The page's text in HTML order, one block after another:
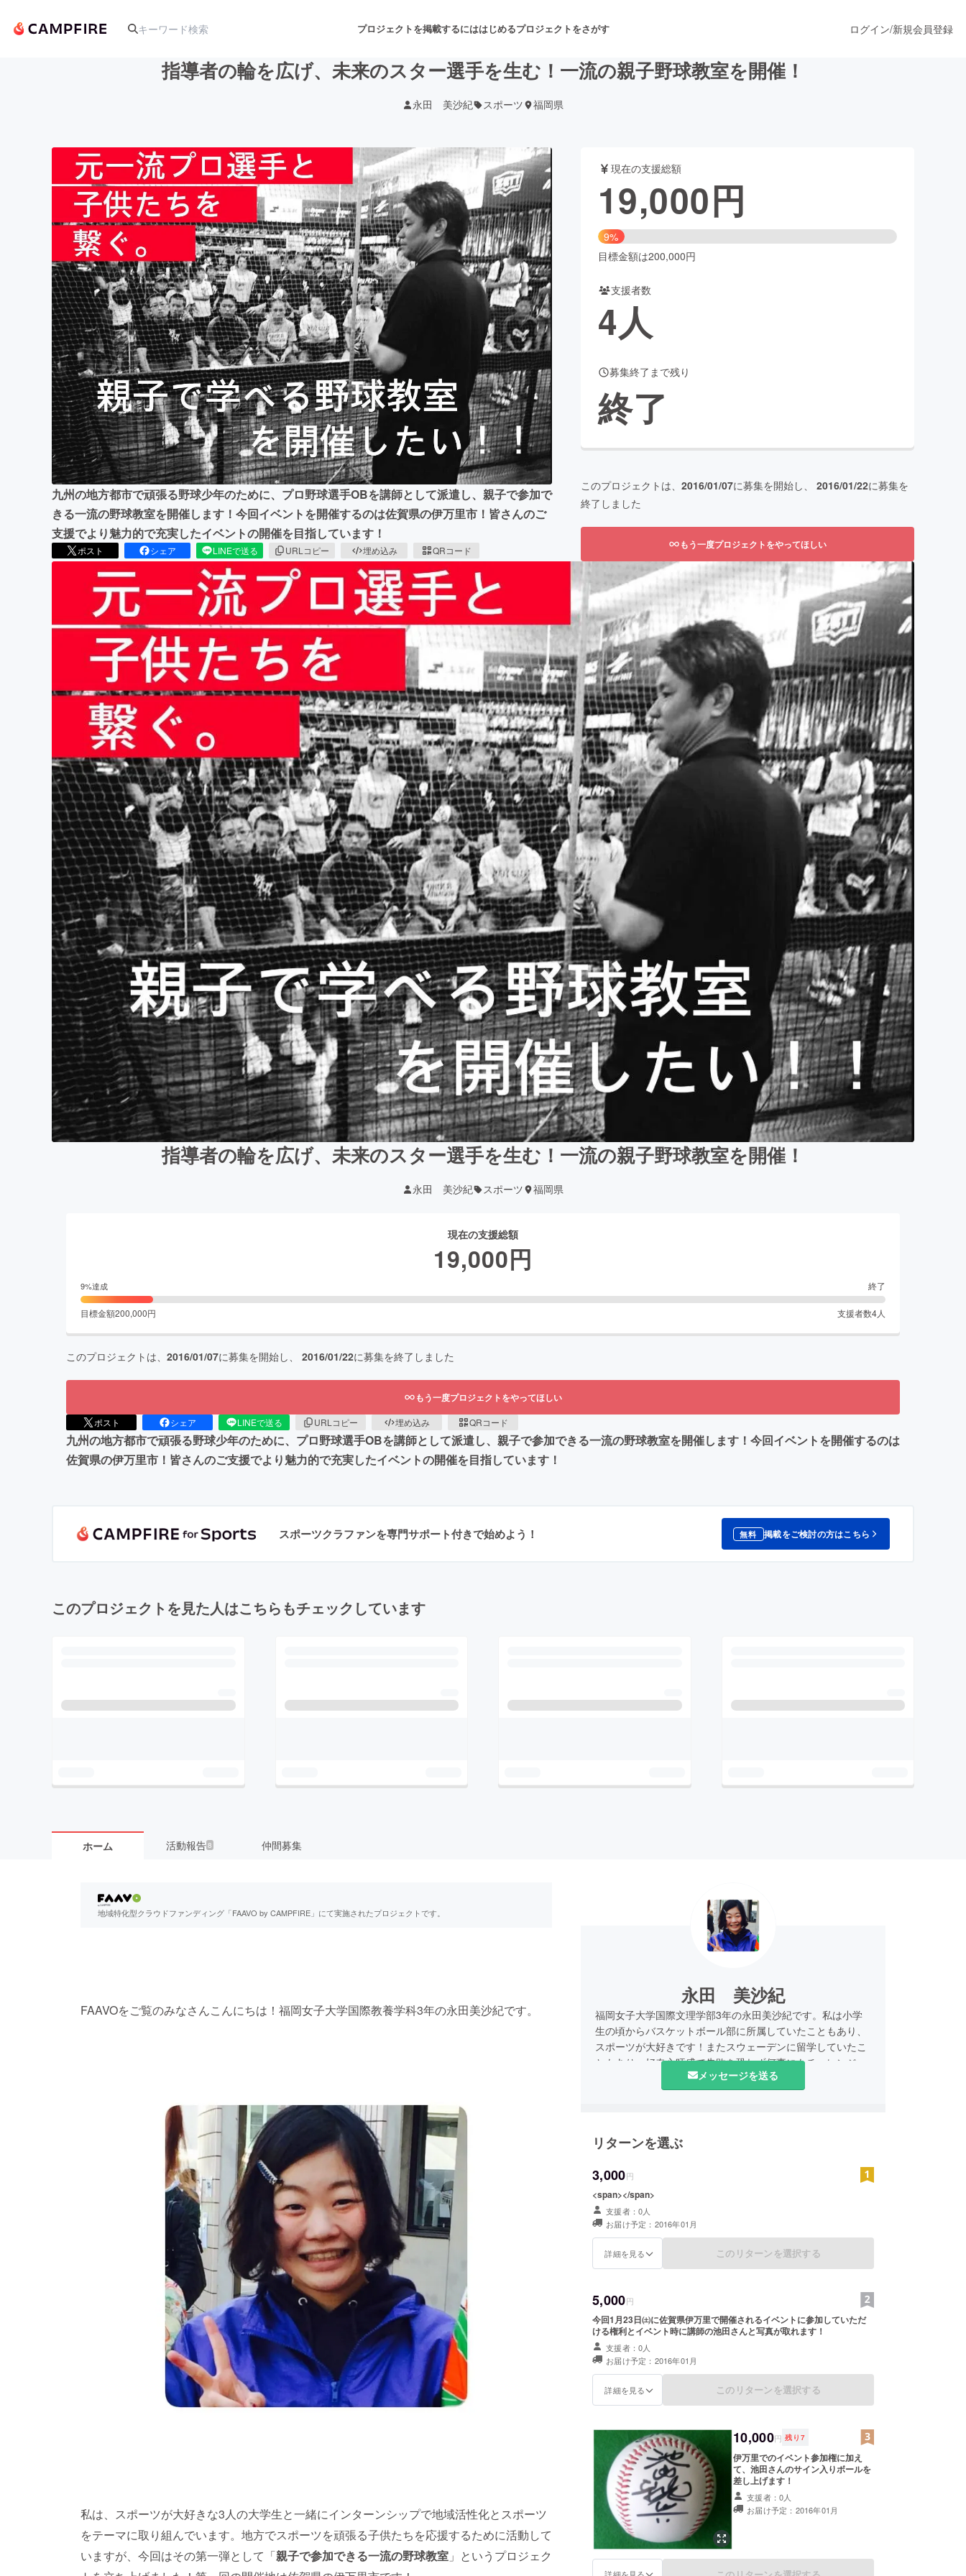
プロジェクトを掲載するにははじめるプロジェクトをさがす
アート・写真 音楽 舞台・パフォーマンス
テクノロジー・ガジェット ゲーム・サービス開発 フード・飲食店 ファッション
映像・映画 書籍・雑誌出版 アニメ・漫画
ビジネス・起業 チャレンジ ビューティー・ヘルスケア
まちづくり・地域活性化
CAMPFIRE for Social GoodCAMPFIRE Creation
CAMPFIREふるさと納税machi-ya コミュニティ
ログイン/新規会員登録
指導者の輪を広げ、未来のスター選手を生む！一流の親子野球教室を開催！
永田 美沙紀 スポーツ 福岡県
九州の地方都市で頑張る野球少年のために、プロ野球選手OBを講師として派遣し、親子で参加で
きる一流の野球教室を開催します！今回イベントを開催するのは佐賀県の伊万里市！皆さんのご
支援でより魅力的で充実したイベントの開催を目指しています！
ポスト シェア LINEで送る URLコピー 埋め込み QRコード
現在の支援総額
19,000円
9%
目標金額は200,000円
支援者数
4人
募集終了まで残り
終了
このプロジェクトは、 2016/01/07に募集を開始し、 2016/01/22に募集を
終了しました
もう一度プロジェクトをやってほしい
指導者の輪を広げ、未来のスター選手を生む！一流の親子野球教室を開催！
永田 美沙紀 スポーツ 福岡県
現在の支援総額
19,000円
9%達成 終了
目標金額200,000円 支援者数4人
このプロジェクトは、 2016/01/07に募集を開始し、 2016/01/22に募集を終了しました
もう一度プロジェクトをやってほしい
ポスト シェア LINEで送る URLコピー 埋め込み QRコード
九州の地方都市で頑張る野球少年のために、プロ野球選手OBを講師として派遣し、親子で参加できる一流の野球教室を開催します！今回イベントを開催するのは
佐賀県の伊万里市！皆さんのご支援でより魅力的で充実したイベントの開催を目指しています！
スポーツクラファンを専門サポート付きで始めよう！ 無料 掲載をご検討の方はこちら
このプロジェクトを見た人はこちらもチェックしています
ホーム 活動報告8 仲間募集
地域特化型クラウドファンディング「FAAVO by CAMPFIRE」にて実施されたプロジェクトです。
FAAVOをご覧のみなさんこんにちは！福岡女子大学国際教養学科3年の永田美沙紀です。
私は、スポーツが大好きな3人の大学生と一緒にインターンシップで地域活性化とスポーツ
をテーマに取り組んでいます。地方でスポーツを頑張る子供たちを応援するために活動して
いますが、今回はその第一弾として「親子で参加できる一流の野球教室 」というプロジェク
永田 美沙紀
福岡女子大学国際文理学部3年の永田美沙紀です。私は小学
生の頃からバスケットボール部に所属していたこともあり、
スポーツが大好きです！またスウェーデンに留学していたこ
ともあり、好奇心旺盛で失敗を恐れず何事にもチャレンジす
る精神があります！今回自分の好きなスポーツ×地域貢献と
いうことで、新たなものにチャレンジできることにワクワク
メッセージを送る
リターンを選ぶ
3,000円
<span></span>
支援者：0人
お届け予定：2016年01月
詳細を見る このリターンを選択する
5,000円
今回1月23日㈯に佐賀県伊万里で開催されるイベントに参加していただ
ける権利とイベント時に講師の池田さんと写真が取れます！
支援者：0人
お届け予定：2016年01月
詳細を見る このリターンを選択する
10,000円 残り 7
伊万里でのイベント参加権に加え
て、池田さんのサイン入りボールを
差し上げます！
支援者：0人
お届け予定：2016年01月